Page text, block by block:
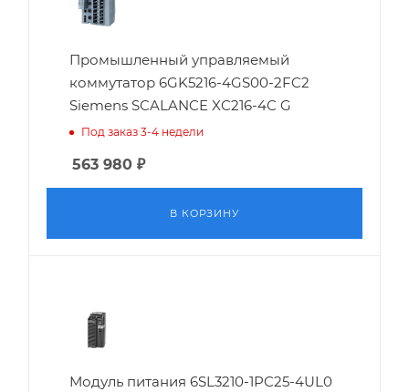
Промышленный управляемый
коммутатор 6GK5216-4GS00-2FC2
Siemens SCALANCE XC216-4C G
Под заказ 3-4 недели
563 980 ₽
В КОРЗИНУ
Модуль питания 6SL3210-1PC25-4UL0